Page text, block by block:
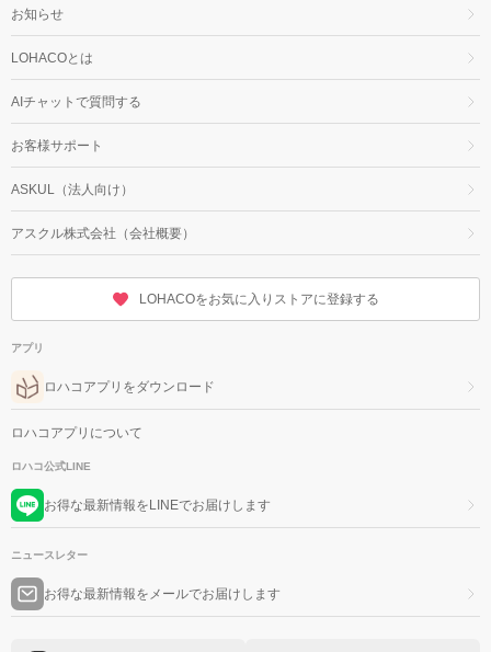
お知らせ
LOHACOとは
AIチャットで質問する
お客様サポート
ASKUL（法人向け）
アスクル株式会社（会社概要）
LOHACOをお気に入りストアに登録する
アプリ
ロハコアプリをダウンロード
ロハコアプリについて
ロハコ公式LINE
お得な最新情報をLINEでお届けします
ニュースレター
お得な最新情報をメールでお届けします